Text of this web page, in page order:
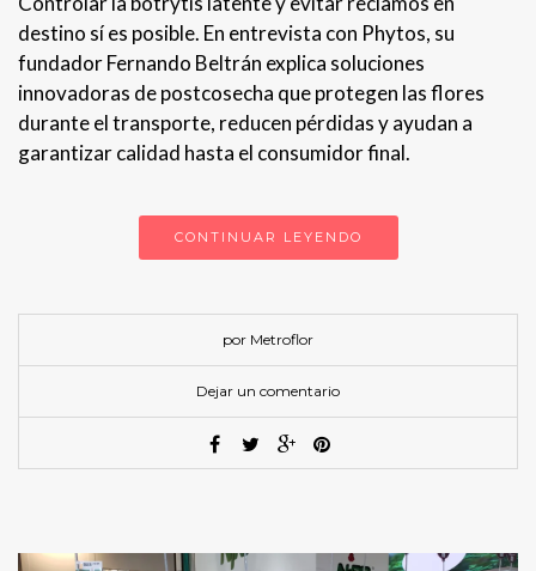
destino sí es posible. En entrevista con Phytos, su
fundador Fernando Beltrán explica soluciones
innovadoras de postcosecha que protegen las flores
durante el transporte, reducen pérdidas y ayudan a
garantizar calidad hasta el consumidor final.
CONTINUAR LEYENDO
por Metroflor
Dejar un comentario